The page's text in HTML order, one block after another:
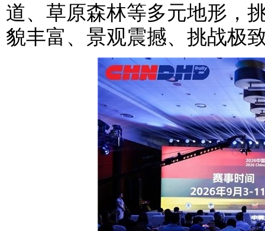
道、草原森林等多元地形，
貌丰富、景观震撼、挑战极